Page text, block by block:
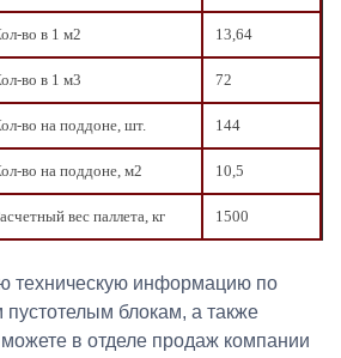
во в 1 м2 13,64
во в 1 м3 72
во на поддоне, шт. 144
во на поддоне, м2 10,5
вес паллета, кг 1500
техническую информацию по
блокам, а также
в отделе продаж компании